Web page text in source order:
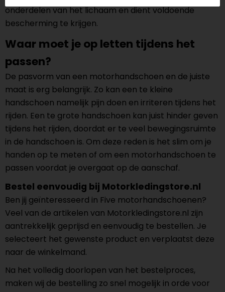
onderdelen van het lichaam en dient voldoende
bescherming te krijgen.
Waar moet je op letten tijdens het
passen?
De pasvorm van een motorhandschoen en de juiste
maat is erg belangrijk. Zo kan een te kleine
handschoen namelijk pijn doen en irriteren tijdens het
rijden. Een te grote handschoen kan juist hinder geven
tijdens het rijden, doordat er te veel bewegingsruimte
in de handschoen is. Om deze reden is het slim om je
handen op te meten of om een motorhandschoen te
passen voordat je overgaat op de aanschaf.
Bestel eenvoudig bij Motorkledingstore.nl
Ben jij geïnteresseerd in Five motorhandschoenen?
Veel van de artikelen van Motorkledingstore.nl zijn
aantrekkelijk geprijsd en eenvoudig te bestellen. Je
selecteert het gewenste product en verplaatst deze
naar de winkelmand.
Na het volledig doorlopen van het bestelproces,
maken wij de bestelling zo snel mogelijk in orde voor